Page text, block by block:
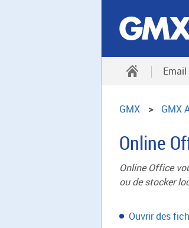
Email
GMX GMX
Online
Online Office
ou de stocker
Ouvrir des